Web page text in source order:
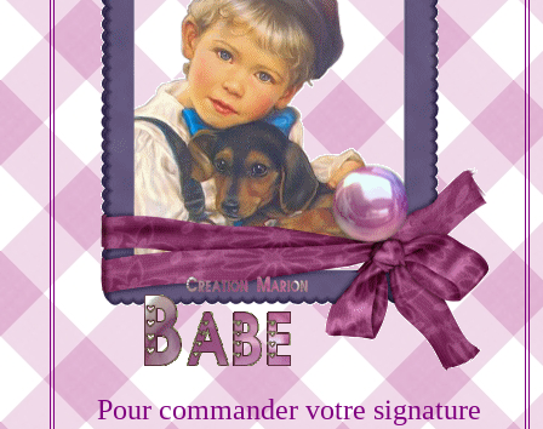
Pour commander votre signature